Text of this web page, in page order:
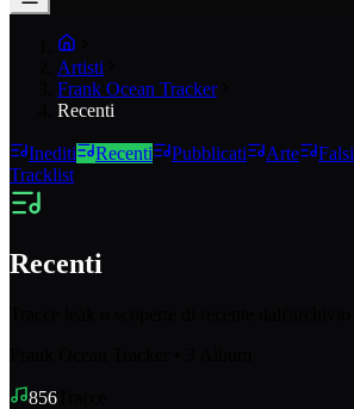
Artisti
Frank Ocean Tracker
Recenti
Inediti Recenti Pubblicati Arte Falsi
Tracklist
Recenti
856